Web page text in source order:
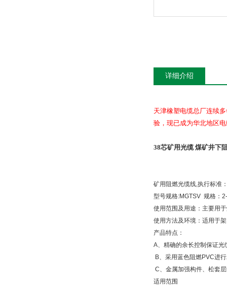
详细介绍
天津橡塑电缆总厂连续多
验，现已成为华北地区
38芯矿用光缆 煤矿井下
矿用阻燃光缆线,执行标准
型号规格:MGTSV 规格：
使用范围及用途：主要用
使用方法及环境：适用于
产品特点：
A、精确的余长控制保证
B、采用蓝色阻燃PVC进
C、金属加强构件、松套
适用范围